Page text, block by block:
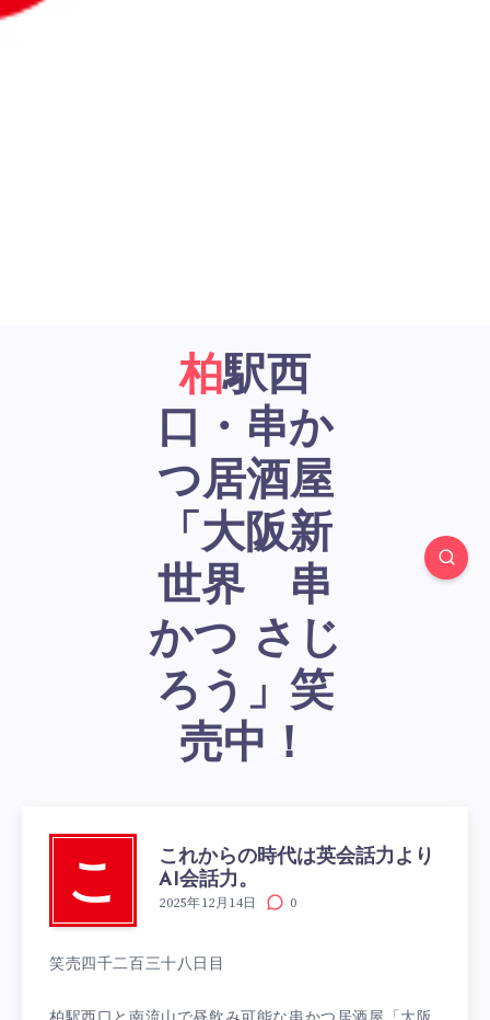
柏駅西
口・串か
つ居酒屋
「大阪新
世界 串
かつ さじ
ろう」笑
売中！
こ
これからの時代は英会話力より
AI会話力。
2025年12月14日 0
笑売四千二百三十八日目